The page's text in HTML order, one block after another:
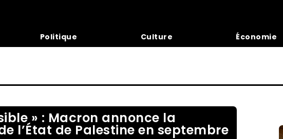
Politique Culture Économie
» : Macron annonce la
l’État de Palestine en septembre